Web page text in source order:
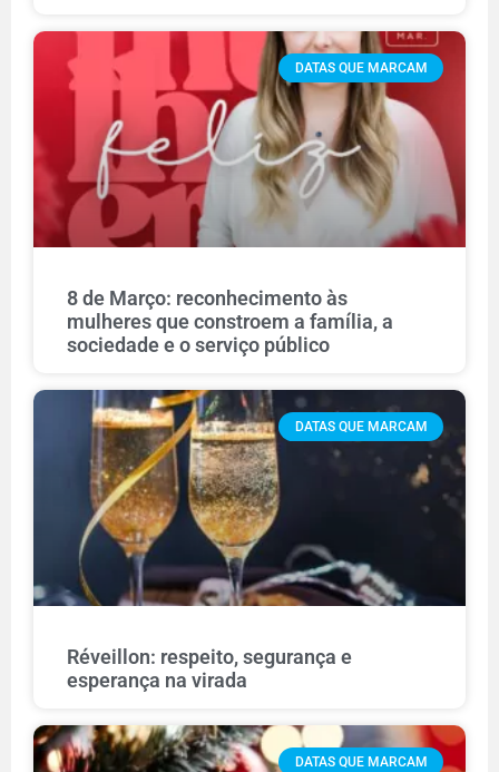
DATAS QUE MARCAM
8 de Março: reconhecimento às
mulheres que constroem a família, a
sociedade e o serviço público
DATAS QUE MARCAM
Réveillon: respeito, segurança e
esperança na virada
DATAS QUE MARCAM